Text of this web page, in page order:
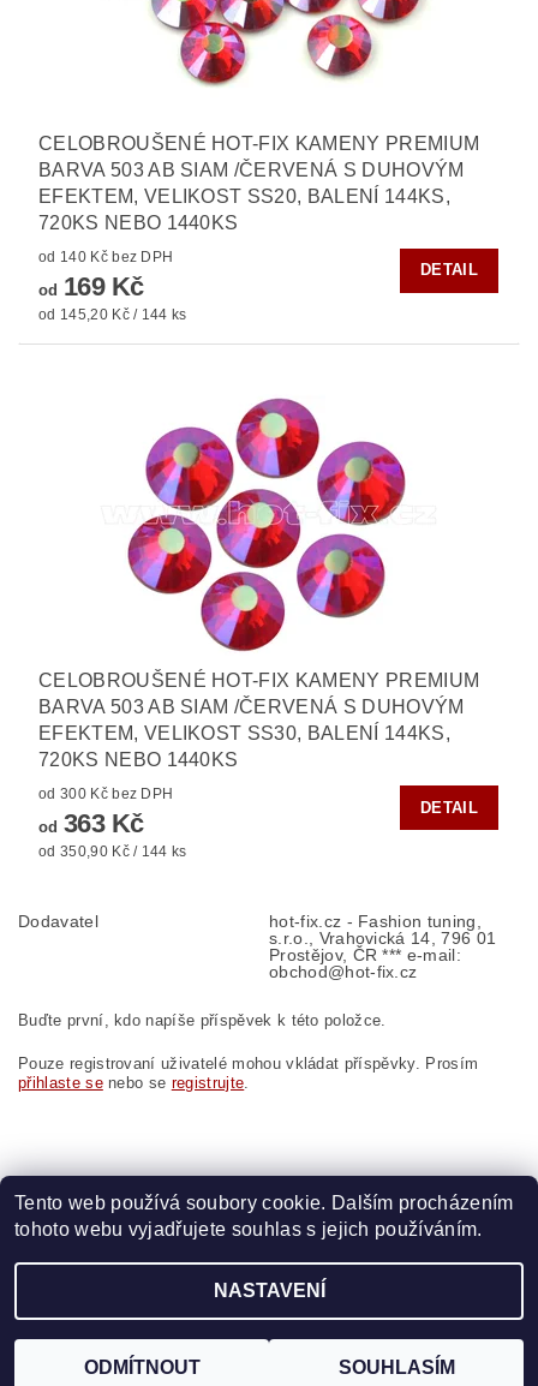
CELOBROUŠENÉ HOT-FIX KAMENY PREMIUM
BARVA 503 AB SIAM /ČERVENÁ S DUHOVÝM
EFEKTEM, VELIKOST SS20, BALENÍ 144KS,
720KS NEBO 1440KS
od 140 Kč bez DPH
od 169 Kč
od 145,20 Kč / 144 ks
DETAIL
CELOBROUŠENÉ HOT-FIX KAMENY PREMIUM
BARVA 503 AB SIAM /ČERVENÁ S DUHOVÝM
EFEKTEM, VELIKOST SS30, BALENÍ 144KS,
720KS NEBO 1440KS
od 300 Kč bez DPH
od 363 Kč
od 350,90 Kč / 144 ks
DETAIL
Dodavatel
hot-fix.cz - Fashion tuning,
s.r.o., Vrahovická 14, 796 01
Prostějov, ČR *** e-mail:
obchod@hot-fix.cz
Buďte první, kdo napíše příspěvek k této položce.
Pouze registrovaní uživatelé mohou vkládat příspěvky. Prosím
přihlaste senebo se registrujte
Zboží.cz | Heureka.cz | Vyšívací.cz | Crystalstyle.cz
2026 ©HOT-FIX, všechna práva vyhrazena
Tento web používá soubory cookie. Dalším procházením
tohoto webu vyjadřujete souhlas s jejich používáním.
NASTAVENÍ
ODMÍTNOUT SOUHLASÍM